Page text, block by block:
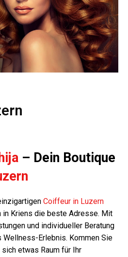
– Dein Boutique
Coiffeur in Luzern
in Kriens die beste Adresse. Mit
und individueller Beratung
Erlebnis. Kommen Sie
etwas Raum für Ihr